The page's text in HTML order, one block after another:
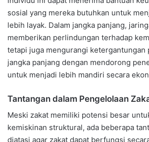
sosial yang mereka butuhkan untuk
lebih layak. Dalam jangka panjang,
memberikan perlindungan terhadap
tetapi juga mengurangi ketergantungan
jangka panjang dengan mendorong
untuk menjadi lebih mandiri secara
Tantangan dalam Pengelolaan
Meski zakat memiliki potensi besar
kemiskinan struktural, ada beberapa
diatasi agar zakat dapat berfungsi